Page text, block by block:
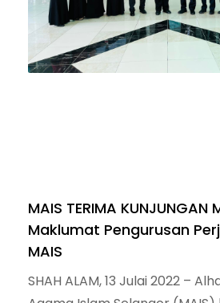
MAIS TERIMA
Maklumat Pengurusan
MAIS
SHAH ALAM, 13 Julai 2022 –